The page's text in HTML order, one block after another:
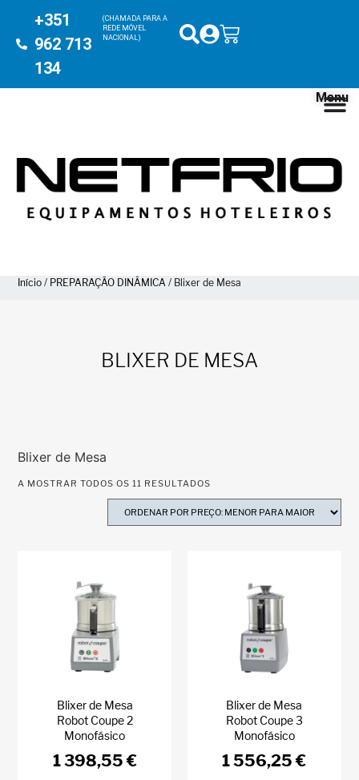
+351
962 713
134
(CHAMADA PARA A
REDE MÓVEL
NACIONAL)
Menu
Início / PREPARAÇÃO DINÂMICA / Blixer de Mesa
BLIXER DE MESA
Blixer de Mesa
A MOSTRAR TODOS OS 11 RESULTADOS
Blixer de Mesa
Robot Coupe 2
Monofásico
1 398,55 €
Blixer de Mesa
Robot Coupe 3
Monofásico
1 556,25€